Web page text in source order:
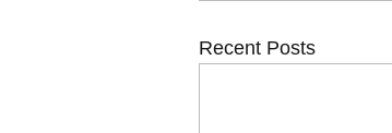
Recent Posts